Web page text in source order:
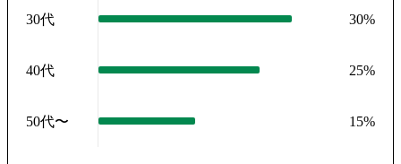
30代 30%
40代 25%
50代〜 15%